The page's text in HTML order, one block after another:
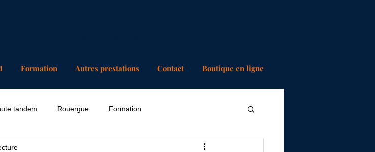
Formation Autres prestations Contact Boutique en ligne
tandem Rouergue Formation